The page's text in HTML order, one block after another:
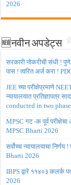
2026
🆕नवीन अपडेट्स
सरकारी नोकरीची संधी ! पुणे
पास ! त्वरित अर्ज करा !
JEE च्या परीक्षेप्रमाणे
न्यायालयात
conducted in two
MPSC गट -क पूर्व
MPSC Bharti 2026
सर्वोच्च न्यायालयाचा
Bharti 2026
IBPS द्वारे ११४०३ कलर्क
2026